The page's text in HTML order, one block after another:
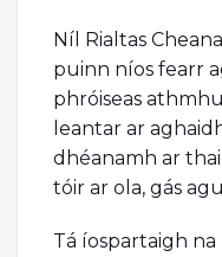
Níl Rialtas
puinn níos fearr
phróiseas
leantar ar
dhéanamh ar
tóir ar ola, gás
Tá íospartaigh